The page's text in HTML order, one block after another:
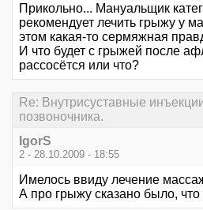
Прикольно... Мануальщик
рекомендует лечить грыжу у
этом какая-то сермяжная
И что будет с грыжей после
рассосётся или что?
Re: Внутрисуставные
позвоночника.
IgorS
2 - 28.10.2009 - 18:55
Имелось ввиду лечение
А про грыжу сказано было, что